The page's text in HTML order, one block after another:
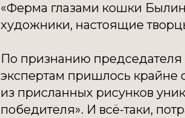
«Ферма глазами кошки
художники, настоящие
По признанию
экспертам пришлось крайне
из присланных рисунков
победителя». И всё-таки,